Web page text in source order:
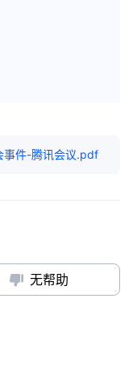
事件-腾讯会议.pdf
无帮助